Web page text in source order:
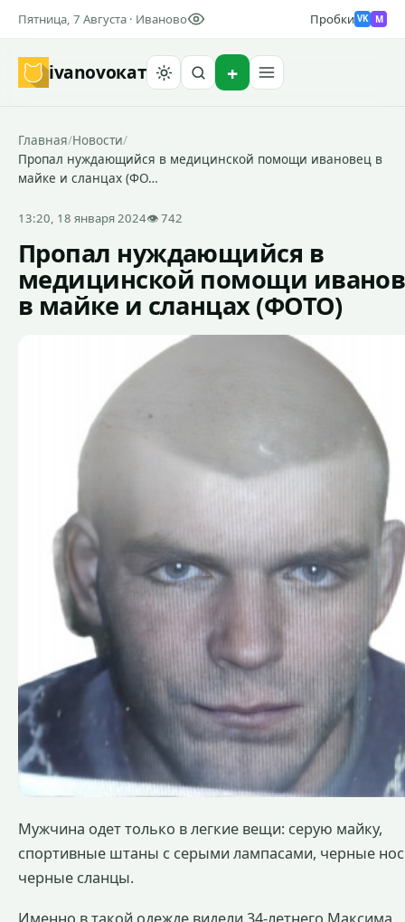
Пятница, 7 Августа · Иваново Пробки VK M
ivanovoкат
Главная/Новости/
Пропал нуждающийся в медицинской помощи ивановец в
майке и сланцах (ФО…
13:20, 18 января 2024👁 742
Пропал нуждающийся в
медицинской помощи
в майке и сланцах (ФОТО)
Мужчина одет только в легкие вещи: серую майку,
спортивные штаны с серыми лампасами, черные
черные сланцы.